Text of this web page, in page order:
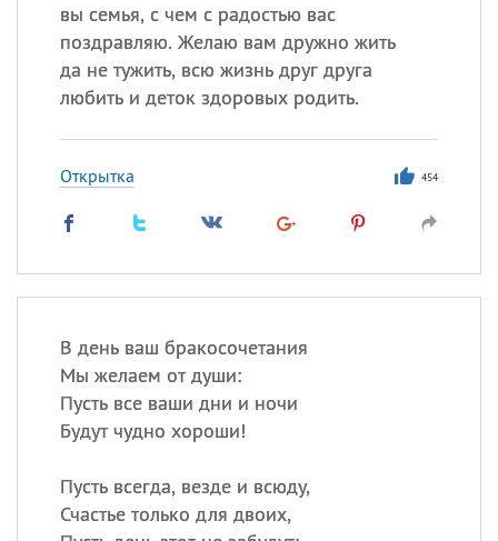
вы семья, с чем с радостью вас
поздравляю. Желаю вам дружно жить
да не тужить, всю жизнь друг друга
любить и деток здоровых родить.
Открытка 454
В день ваш бракосочетания
Мы желаем от души:
Пусть все ваши дни и ночи
Будут чудно хороши!
Пусть всегда, везде и всюду,
Счастье только для двоих,